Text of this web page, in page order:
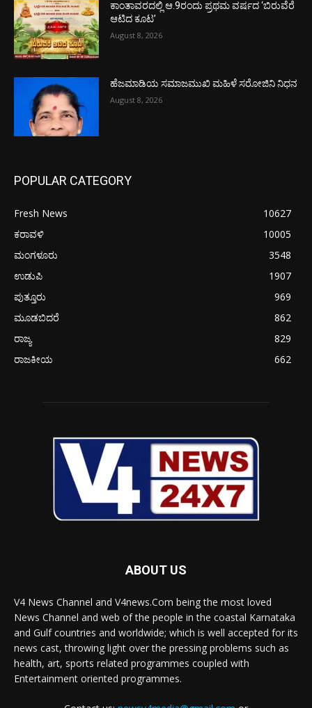
ಕಾಂತಾವರದಲ್ಲಿ ಆ.9ರಂದು ಪ್ರಥಮ ವರ್ಷದ ‘ಬಿರುವೆರೆ
ಆಟಿದ ಕೂಟ’
August 8, 2026
ಹೆಜಮಾಡಿಯ ಸಮಾಜಮುಖಿ ಮಹಿಳೆ ಸರೋಜಿನಿ ನಿಧನ
August 8, 2026
POPULAR CATEGORY
Fresh News
10627
ಕರಾವಳಿ
10005
ಮಂಗಳೂರು
3548
ಉಡುಪಿ
1907
ಪುತ್ತೂರು
969
ಮೂಡಬಿದರೆ
862
ರಾಜ್ಯ
829
ರಾಜಕೀಯ
662
ABOUT US
V4 News Channel and V4news.Com being the most loved
News Channel and web of the people in the coastal Karnataka
and Gulf countries and worldwide; which is well accepted for its
news cast, throwing light over the pressing problems such as
health, art, sports related programmes coupled with
Entertainment oriented programmes.